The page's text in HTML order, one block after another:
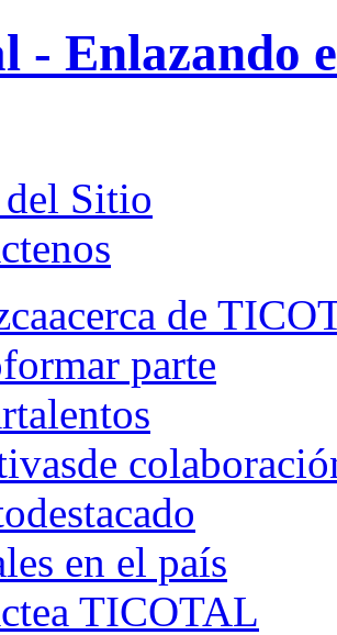
- Enlazando
Sitio
acerca de
formar parte
talentos
de
destacado
en el país
a TICOTAL